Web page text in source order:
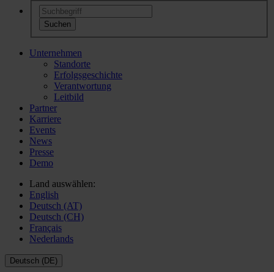
Unternehmen
Standorte
Erfolgsgeschichte
Verantwortung
Leitbild
Partner
Karriere
Events
News
Presse
Demo
Land auswählen:
English
Deutsch (AT)
Deutsch (CH)
Français
Nederlands
Deutsch (DE)